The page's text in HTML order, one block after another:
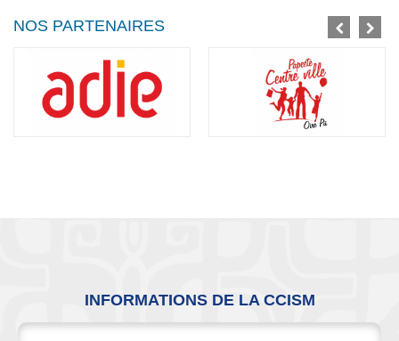
NOS PARTENAIRES
INFORMATIONS DE LA CCISM